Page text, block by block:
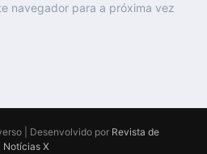
navegador para a próxima vez
| Desenvolvido por Revista de
Notícias X